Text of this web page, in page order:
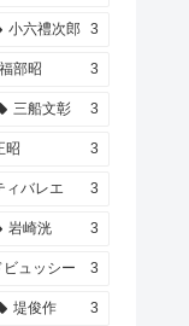
小六禮次郎 3
部昭 3
三船文彰 3
昭 3
ィバレエ 3
岩崎洸 3
ビュッシー 3
堤俊作 3